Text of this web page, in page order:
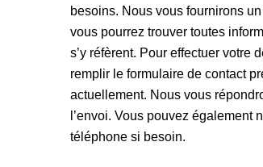
besoins. Nous vous fournirons
vous pourrez trouver toutes
s’y réfèrent. Pour effectuer votre
remplir le formulaire de contact
actuellement. Nous vous
l’envoi. Vous pouvez également
téléphone si besoin.